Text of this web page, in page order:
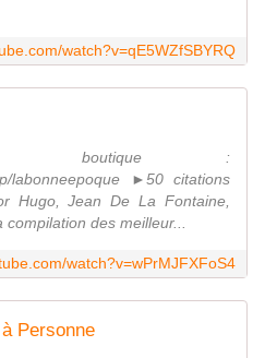
watch?v=qE5WZfSBYRQ
la boutique :
labonneepoque ►50 citations
Hugo, Jean De La Fontaine,
des meilleur...
watch?v=wPrMJFXFoS4
Personne